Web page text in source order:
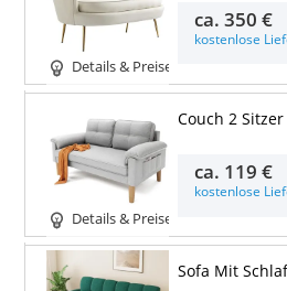
Details & Preise
ca.350 €
kostenlose
Details & Preise
Couch 2 Sitzer
ca. 119 €
kostenlose
Sofa Mit